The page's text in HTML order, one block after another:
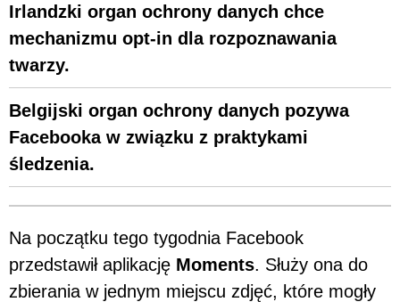
Irlandzki organ ochrony danych chce
mechanizmu opt-in dla rozpoznawania
twarzy.
Belgijski organ ochrony danych pozywa
Facebooka w związku z praktykami
śledzenia.
Na początku tego tygodnia Facebook
przedstawił aplikację Moments. Służy ona do
zbierania w jednym miejscu zdjęć, które mogły